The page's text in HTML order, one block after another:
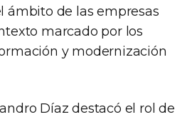
ámbito de las empresas
marcado por los
y modernización
Díaz destacó el rol de